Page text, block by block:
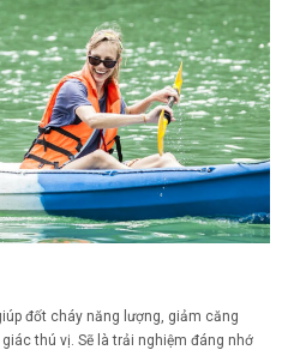
đốt cháy năng lượng, giảm căng
thú vị. Sẽ là trải nghiệm đáng nhớ